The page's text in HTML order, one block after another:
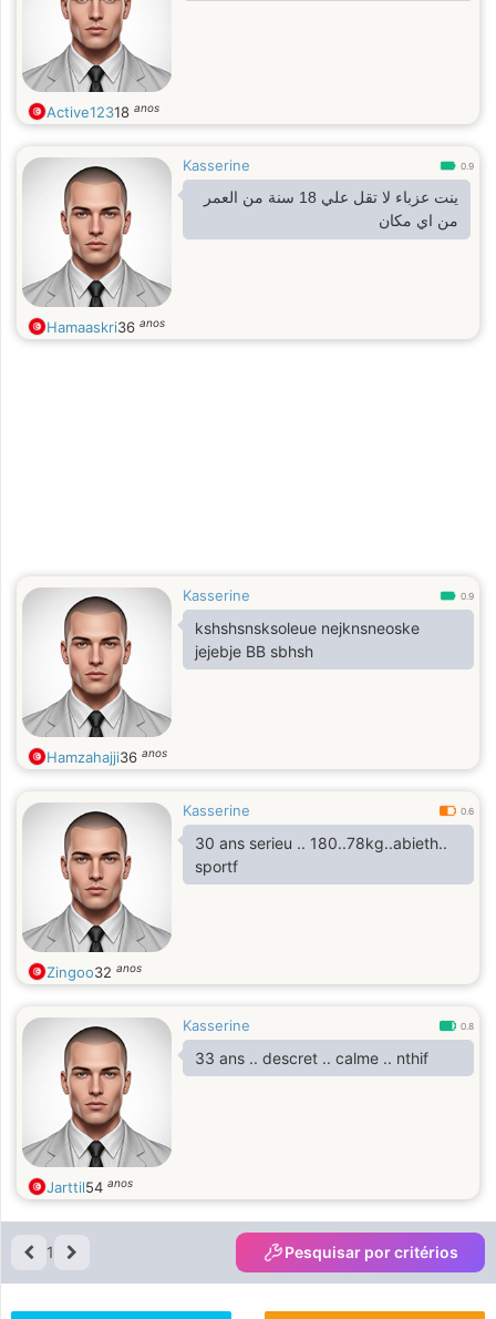
Active12318 anos
Kasserine 0.9
ينت عزباء لا تقل علي 18 سنة من العمر
من اي مكان
Hamaaskri36 anos
Kasserine 0.9
kshshsnsksoleue nejknsneoske
jejebje BB sbhsh
Hamzahajji36 anos
Kasserine 0.6
30 ans serieu .. 180..78kg..abieth..
sportf
Zingoo32 anos
Kasserine 0.8
33 ans .. descret .. calme .. nthif
Jarttil54 anos
1 Pesquisar por critérios